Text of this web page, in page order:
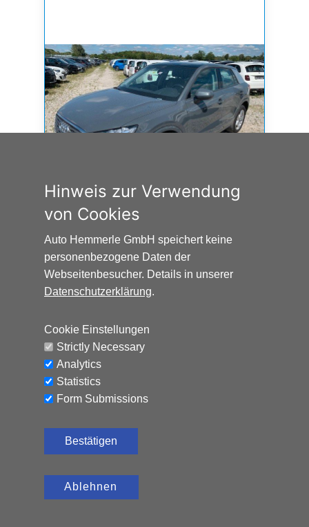
AUDI Q2 SPORT*AUTOMATIK*SCHIEBEDACH*8-
12.500€
Benzin, 152.797 km, 150 PS,
CO₂-Emissionen (kombiniert): 119 g/km, Kraftstoffverbrauch
Hinweis zur Verwendung
von Cookies
Auto Hemmerle GmbH speichert keine
personenbezogene Daten der
Webseitenbesucher. Details in unserer
Datenschutzerklärung.
Cookie Einstellungen
Strictly Necessary
Analytics
Statistics
Form Submissions
Bestätigen
Ablehnen